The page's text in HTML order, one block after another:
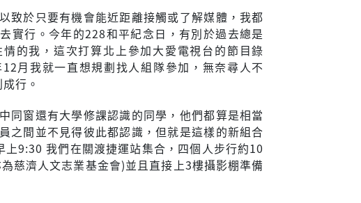
致於只要有機會能近距離接觸或了解媒體，我都
實行。今年的228和平紀念日，有別於過去總是
的我，這次打算北上參加大愛電視台的節目錄
月我就一直想規劃找人組隊參加，無奈尋人不
行。
同窗還有大學修課認識的同學，他們都算是相當
之間並不見得彼此都認識，但就是這樣的新組合
9:30 我們在關渡捷運站集合，四個人步行約10
慈濟人文志業基金會)並且直接上3樓攝影棚準備